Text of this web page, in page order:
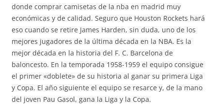
donde comprar camisetas de la nba en madrid muy
económicas y de calidad. Seguro que Houston Rockets hará
eso cuando se retire James Harden, sin duda, uno de los
mejores jugadores de la última década en la NBA. Es la
mejor década en la historia del F. C. Barcelona de
baloncesto. En la temporada 1958-1959 el equipo consigue
el primer «doblete» de su historia al ganar su primera Liga
y Copa. El año siguiente el equipo se resarce y, de la mano
del joven Pau Gasol, gana la Liga y la Copa.